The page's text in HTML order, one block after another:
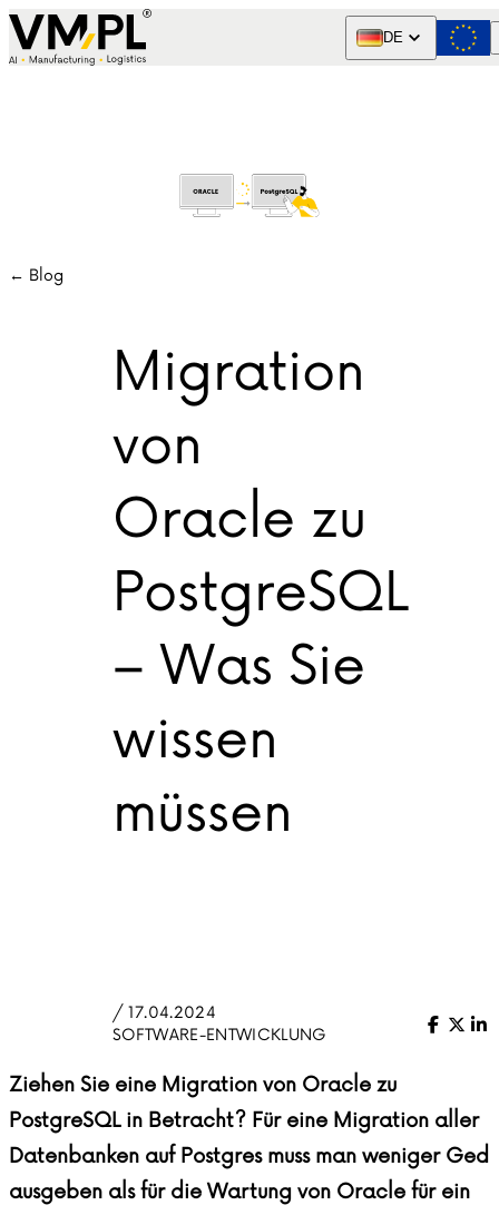
Skip to content
DE
← Blog
Migration
von
Oracle zu
PostgreSQL
– Was Sie
wissen
müssen
/ 17.04.2024
SOFTWARE-ENTWICKLUNG
X
Ziehen Sie eine Migration von Oracle zu
PostgreSQL in Betracht? Für eine Migration aller
Datenbanken auf Postgres muss man weniger Ged
ausgeben als für die Wartung von Oracle für ein